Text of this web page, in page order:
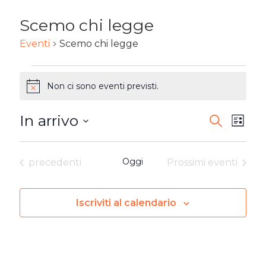
Scemo chi legge
Eventi Scemo chi legge
EVENTI
NoticeNon ci sono eventi previsti.
EVENTI
E
VISTE
CercaLista
In arrivo
Seleziona
la Eventi
precedenti Oggi Prossimi eventi
Iscriviti al calendario